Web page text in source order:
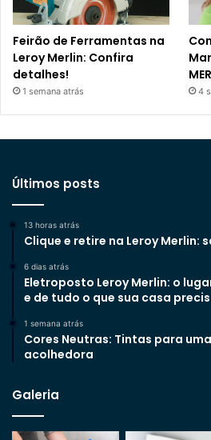
Feirão de Ferramentas na
Leroy Merlin: Confira
detalhes!
1 semana atrás 4
Últimos posts
13 horas atrás
Clique e retire na Leroy Merlin:
6 dias atrás
Eletroposto Leroy Merlin: o
e de tudo o que sua casa
1 semana atrás
Cores Neutras: Tintas para
acolhedora
Galeria